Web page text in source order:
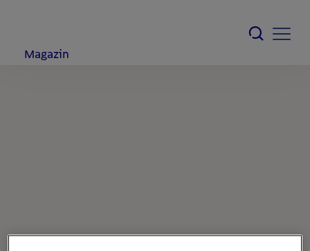
Magazin